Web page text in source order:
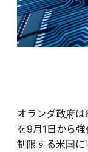
オランダ政府
を9月1日から
制限する米国に